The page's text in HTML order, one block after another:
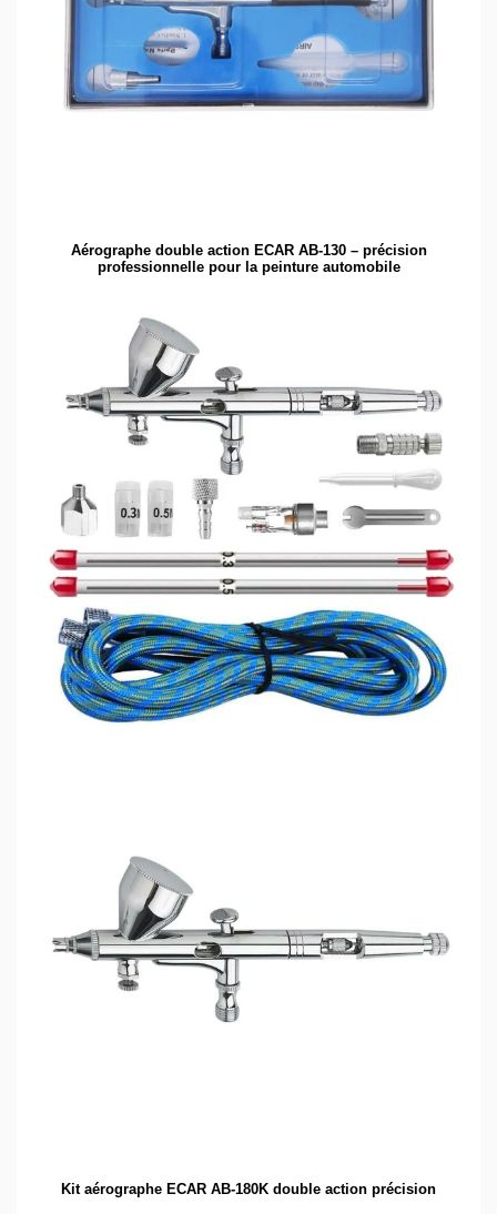
Aérographe double action ECAR AB-130 – précision
professionnelle pour la peinture automobile
Kit aérographe ECAR AB-180K double action précision